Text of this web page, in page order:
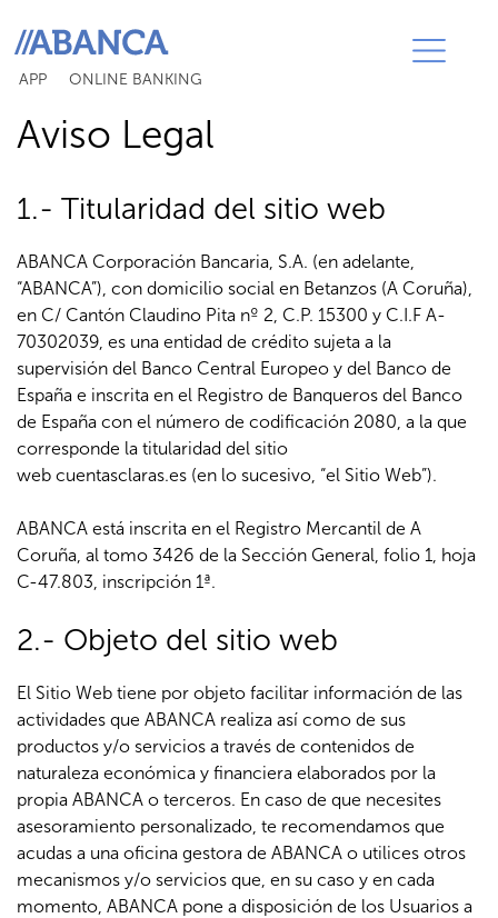
APP ONLINE BANKING
Aviso Legal
1.- Titularidad del sitio web
ABANCA Corporación Bancaria, S.A. (en adelante,
“ABANCA”), con domicilio social en Betanzos (A Coruña),
en C/ Cantón Claudino Pita nº 2, C.P. 15300 y C.I.F A-
70302039, es una entidad de crédito sujeta a la
supervisión del Banco Central Europeo y del Banco de
España e inscrita en el Registro de Banqueros del Banco
de España con el número de codificación 2080, a la que
corresponde la titularidad del sitio
web cuentasclaras.es (en lo sucesivo, “el Sitio Web”).
ABANCA está inscrita en el Registro Mercantil de A
Coruña, al tomo 3426 de la Sección General, folio 1, hoja
C-47.803, inscripción 1ª.
2.- Objeto del sitio web
El Sitio Web tiene por objeto facilitar información de las
actividades que ABANCA realiza así como de sus
productos y/o servicios a través de contenidos de
naturaleza económica y financiera elaborados por la
propia ABANCA o terceros. En caso de que necesites
asesoramiento personalizado, te recomendamos que
acudas a una oficina gestora de ABANCA o utilices otros
mecanismos y/o servicios que, en su caso y en cada
momento, ABANCA pone a disposición de los Usuarios a